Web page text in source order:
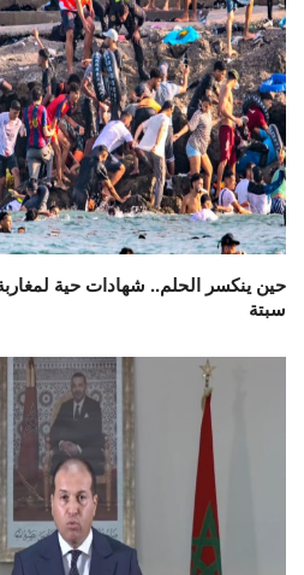
حين ينكسر الحلم.. شهادات حية
سبتة